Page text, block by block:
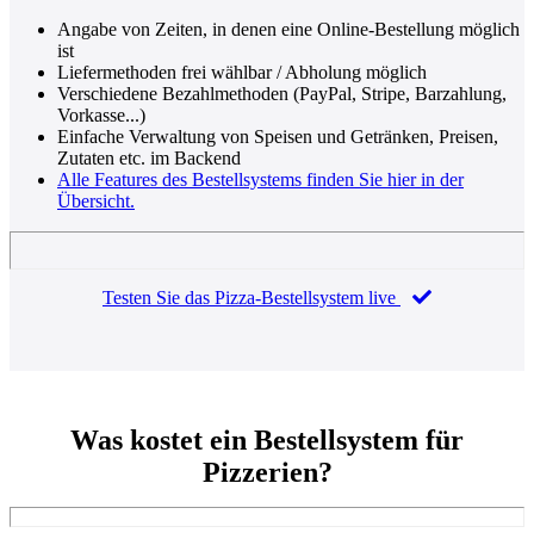
Angabe von Zeiten, in denen eine Online-Bestellung möglich
ist
Liefermethoden frei wählbar / Abholung möglich
Verschiedene Bezahlmethoden (PayPal, Stripe, Barzahlung,
Vorkasse...)
Einfache Verwaltung von Speisen und Getränken, Preisen,
Zutaten etc. im Backend
Alle Features des Bestellsystems finden Sie hier in der
Übersicht.
Testen Sie das Pizza-Bestellsystem live
Was kostet ein Bestellsystem für
Pizzerien?